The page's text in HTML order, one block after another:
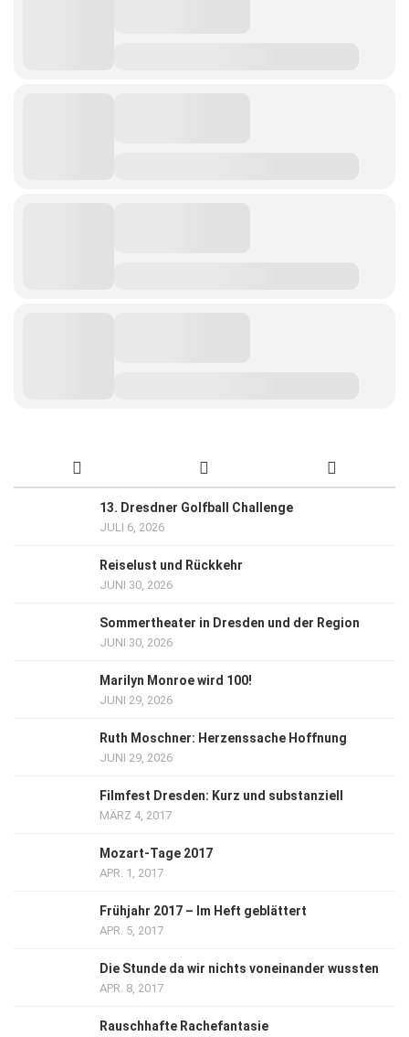
13. Dresdner Golfball Challenge
JULI 6, 2026
Reiselust und Rückkehr
JUNI 30, 2026
Sommertheater in Dresden und der Region
JUNI 30, 2026
Marilyn Monroe wird 100!
JUNI 29, 2026
Ruth Moschner: Herzenssache Hoffnung
JUNI 29, 2026
Filmfest Dresden: Kurz und substanziell
MÄRZ 4, 2017
Mozart-Tage 2017
APR. 1, 2017
Frühjahr 2017 – Im Heft geblättert
APR. 5, 2017
Die Stunde da wir nichts voneinander wussten
APR. 8, 2017
Rauschhafte Rachefantasie